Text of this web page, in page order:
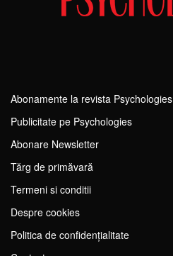
Abonamente la revista Psychologies
Publicitate pe Psychologies
Abonare Newsletter
Tărg de primăvară
Termeni si conditii
Despre cookies
Politica de confidențialitate